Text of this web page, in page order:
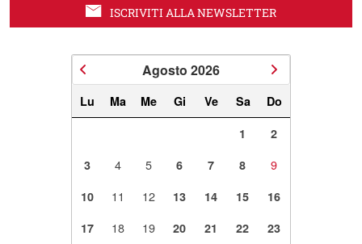
ISCRIVITI ALLA NEWSLETTER
Agosto 2026
Lu Ma Me Gi Ve Sa Do
1
2
3
4 5 6 7 8 9
10 11 12 13 14 15
16
17
18 19 20 21 22
23